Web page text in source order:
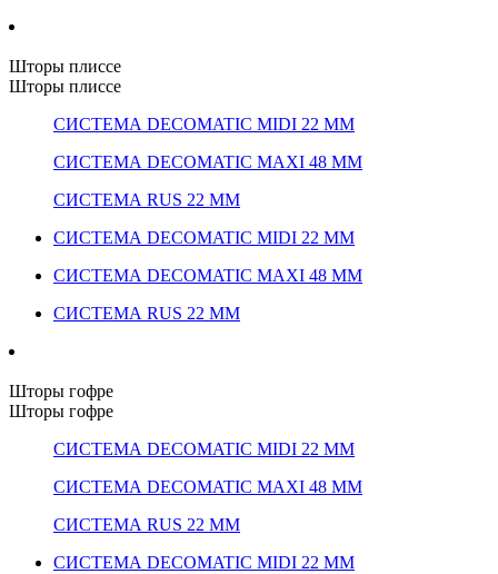
Шторы плиссе
Шторы плиссе
СИСТЕМА DECOMATIC MIDI 22 ММ
СИСТЕМА DECOMATIC MAXI 48 ММ
СИСТЕМА RUS 22 ММ
СИСТЕМА DECOMATIC MIDI 22 ММ
СИСТЕМА DECOMATIC MAXI 48 ММ
СИСТЕМА RUS 22 ММ
Шторы гофре
Шторы гофре
СИСТЕМА DECOMATIC MIDI 22 ММ
СИСТЕМА DECOMATIC MAXI 48 ММ
СИСТЕМА RUS 22 ММ
СИСТЕМА DECOMATIC MIDI 22 ММ